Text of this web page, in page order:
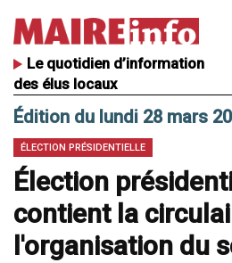
Le quotidien d’information
des élus locaux
Édition du lundi 28 mars
ÉLECTION PRÉSIDENTIELLE
Élection
contient la
l'organisation du